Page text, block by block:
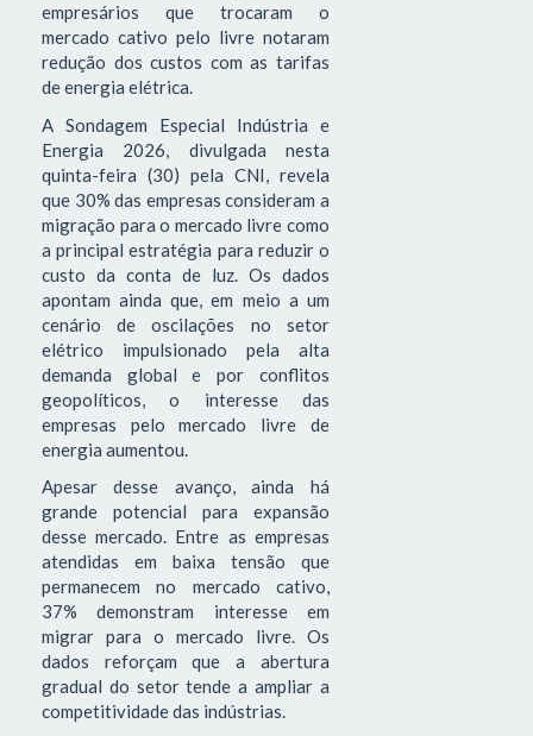
empresários que trocaram o
mercado cativo pelo livre notaram
redução dos custos com as tarifas
de energia elétrica.
A Sondagem Especial Indústria e
Energia 2026, divulgada nesta
quinta-feira (30) pela CNI, revela
que 30% das empresas consideram a
migração para o mercado livre como
a principal estratégia para reduzir o
custo da conta de luz. Os dados
apontam ainda que, em meio a um
cenário de oscilações no setor
elétrico impulsionado pela alta
demanda global e por conflitos
geopolíticos, o interesse das
empresas pelo mercado livre de
energia aumentou.
Apesar desse avanço, ainda há
grande potencial para expansão
desse mercado. Entre as empresas
atendidas em baixa tensão que
permanecem no mercado cativo,
37% demonstram interesse em
migrar para o mercado livre. Os
dados reforçam que a abertura
gradual do setor tende a ampliar a
competitividade das indústrias.